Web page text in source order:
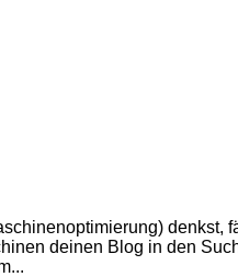
denkst,
deinen Blog in den